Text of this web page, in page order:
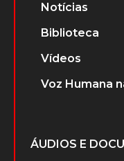
Notícias
Biblioteca
Vídeos
Voz Humana
ÁUDIOS E